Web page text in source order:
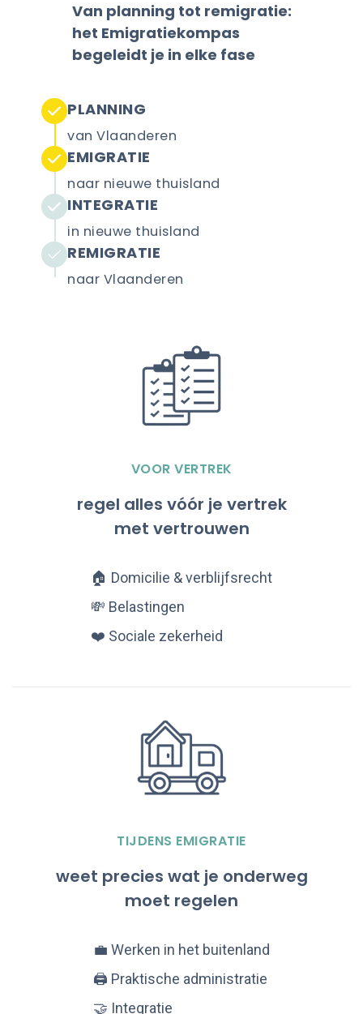
Van planning tot remigratie:
het Emigratiekompas
begeleidt je in elke fase
PLANNING
van Vlaanderen
EMIGRATIE
naar nieuwe thuisland
INTEGRATIE
in nieuwe thuisland
REMIGRATIE
naar Vlaanderen
VOOR VERTREK
regel alles vóór je vertrek
met vertrouwen
🏠 Domicilie & verblijfsrecht
💸 Belastingen
❤️ Sociale zekerheid
TIJDENS EMIGRATIE
weet precies wat je onderweg
moet regelen
💼 Werken in het buitenland
🖨️ Praktische administratie
🤝 Integratie